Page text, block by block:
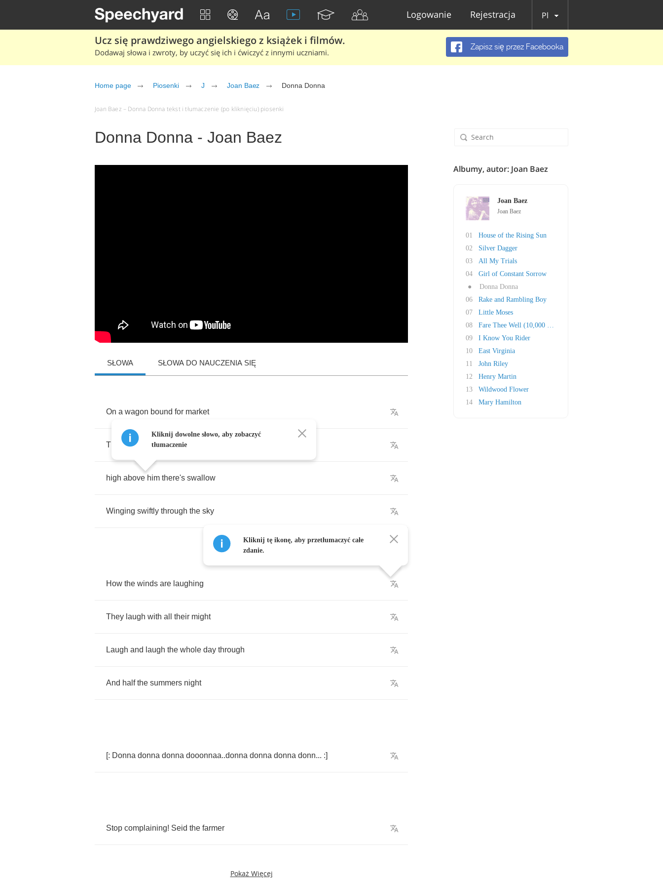
Logowanie Rejestracja Pl
Ucz się prawdziwego angielskiego z książek i filmów.
Dodawaj słowa i zwroty, by uczyć się ich i ćwiczyć z innymi uczniami.
Zapisz się przez Facebooka
Home page Piosenki J Joan Baez Donna Donna
Joan Baez – Donna Donna tekst i tłumaczenie (po kliknięciu) piosenki
Donna Donna - Joan Baez
SŁOWA SŁOWA DO NAUCZENIA SIĘ
On a wagon bound for market
There's a calf wite a mournful
high above him there's swallow
Winging swiftly through the sky
How the winds are laughing
They laugh with all their might
Laugh and laugh the whole day through
And half the summers night
[: Donna donna donna dooonnaa..donna donna donna donn... :]
Stop complaining! Seid the farmer
Pokaż Więcej
Kliknij dowolne słowo, aby zobaczyć
tłumaczenie
Kliknij tę ikonę, aby przetłumaczyć całe
zdanie.
Albumy, autor: Joan Baez
Joan Baez
Joan Baez
01
House of the Rising Sun
02
Silver Dagger
03
All My Trials
04
Girl of Constant Sorrow
●
Donna Donna
06
Rake and Rambling Boy
07
Little Moses
08
Fare Thee Well (10,000 Miles)
09
I Know You Rider
10
East Virginia
11
John Riley
12
Henry Martin
13
Wildwood Flower
14
Mary Hamilton